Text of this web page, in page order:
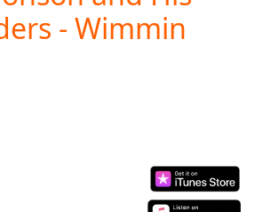
- Wimmin